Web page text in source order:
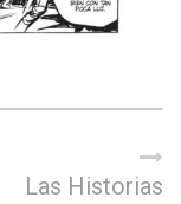
Las Historias